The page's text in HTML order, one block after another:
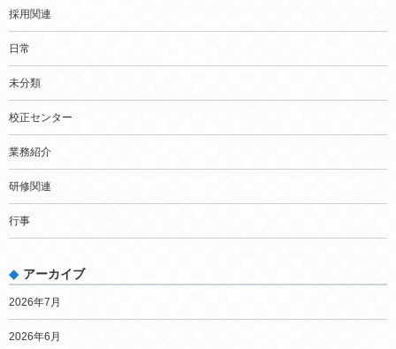
採用関連
日常
未分類
校正センター
業務紹介
研修関連
行事
アーカイブ
2026年7月
2026年6月